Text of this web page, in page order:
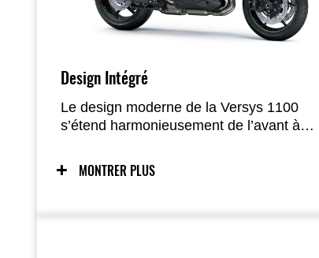
Design Intégré
Le design moderne de la Versys 1100
s’étend harmonieusement de l’avant à
entre couleurs et matériaux met en valeur
sa beauté fonctionnelle. Le carénage a
MONTRER PLUS